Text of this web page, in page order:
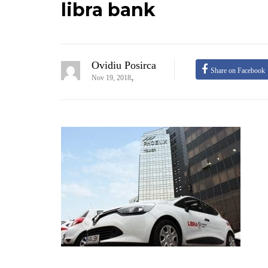
libra bank
Ovidiu Posirca
Nov 19, 2018, Share on Facebook